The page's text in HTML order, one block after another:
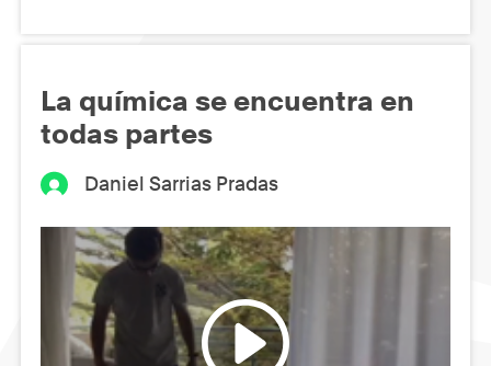
La química se encuentra en
todas partes
Daniel Sarrias Pradas